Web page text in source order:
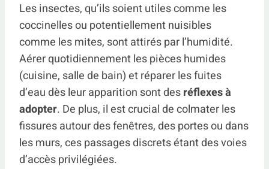
Les insectes, qu’ils soient utiles comme les
coccinelles ou potentiellement nuisibles
comme les mites, sont attirés par l’humidité.
Aérer quotidiennement les pièces humides
(cuisine, salle de bain) et réparer les fuites
d’eau dès leur apparition sont desréflexes à
adopter. De plus, il est crucial de colmater les
fissures autour des fenêtres, des portes ou dans
les murs, ces passages discrets étant des voies
d’accès privilégiées.